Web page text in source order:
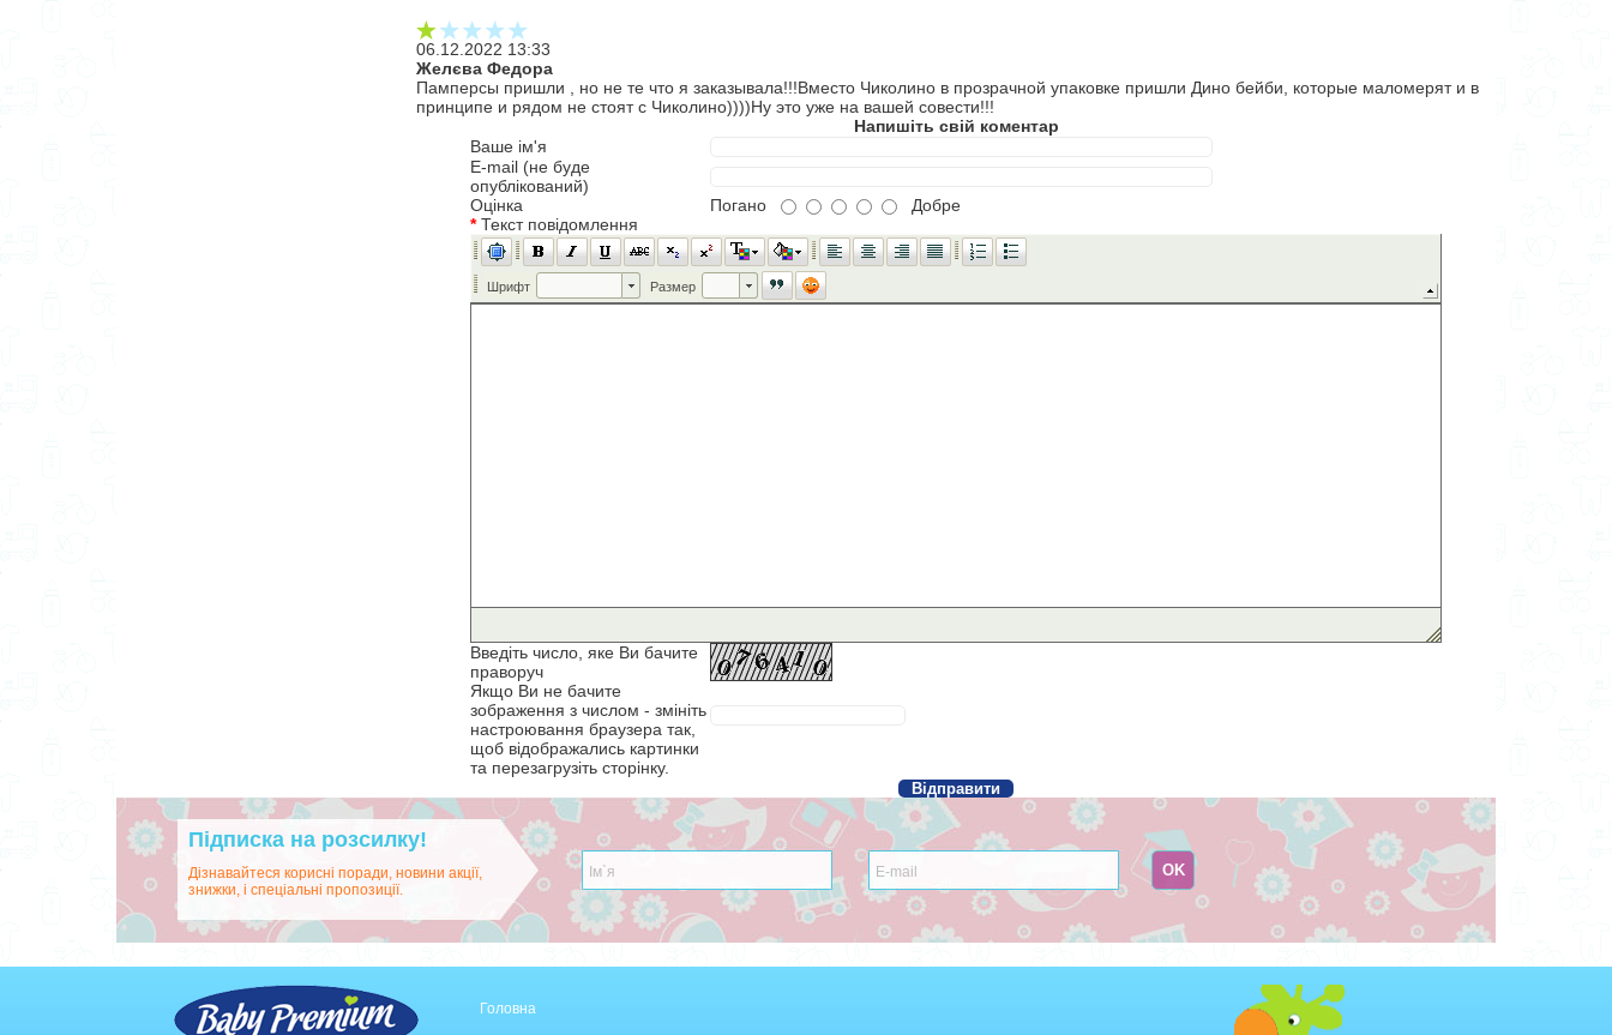
06.12.2022 13:33
Желєва Федора
Памперсы пришли , но не те что я заказывала!!!Вместо Чиколино в прозрачной упаковке пришли Дино бейби, которые маломерят и в
принципе и рядом не стоят с Чиколино))))Ну это уже на вашей совести!!!
Напишіть свій коментар
Ваше ім'я
E-mail (не буде
опублікований)
Оцінка
Погано
Добре
*Текст повідомлення
Шрифт Размер
Введіть число, яке Ви бачите
праворуч
Якщо Ви не бачите
зображення з числом - змініть
настроювання браузера так,
щоб відображались картинки
та перезагрузіть сторінку.
Підписка на розсилку!
Дізнавайтеся корисні поради, новини акції,
знижки, і спеціальні пропозиції.
Головна